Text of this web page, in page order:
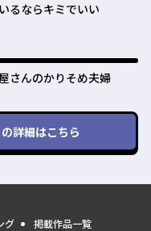
るならキミでいい
さんのかりそめ夫婦
の詳細はこちら
グ 掲載作品一覧